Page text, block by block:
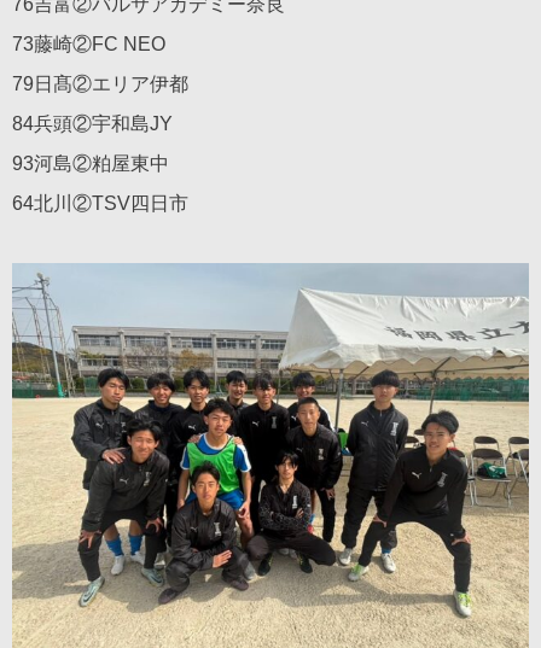
76吉富②バルサアカデミー奈良
73藤崎②FC NEO
79日髙②エリア伊都
84兵頭②宇和島JY
93河島②粕屋東中
64北川②TSV四日市